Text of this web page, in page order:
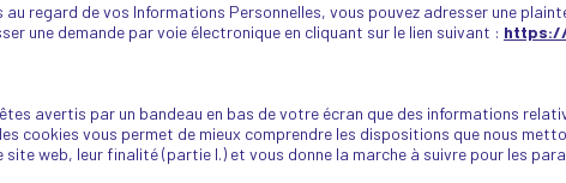
regard de vos Informations Personnelles, vous pouvez adresser une
une demande par voie électronique en cliquant sur le lien suivant :
avertis par un bandeau en bas de votre écran que des informations
cookies vous permet de mieux comprendre les dispositions que nous
web, leur finalité (partie I.) et vous donne la marche à suivre pour les